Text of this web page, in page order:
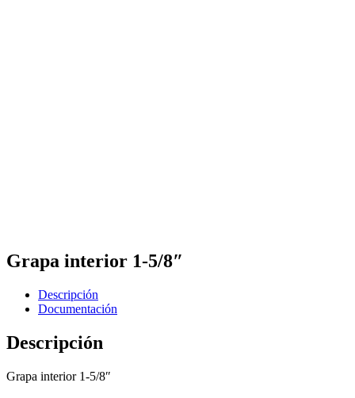
Grapa interior 1-5/8″
Descripción
Documentación
Descripción
Grapa interior 1-5/8″